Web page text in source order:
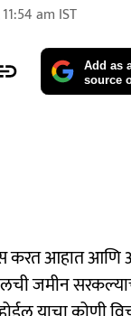
am IST
Add as
source
करत आहात
जमीन